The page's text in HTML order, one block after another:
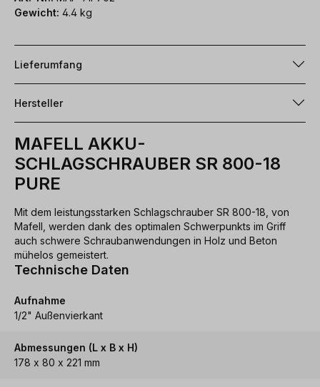
Gewicht: 4.4 kg
Lieferumfang
Hersteller
MAFELL AKKU-
SCHLAGSCHRAUBER SR 800-18
PURE
Mit dem leistungsstarken Schlagschrauber SR 800-18, von
Mafell, werden dank des optimalen Schwerpunkts im Griff
auch schwere Schraubanwendungen in Holz und Beton
mühelos gemeistert.
Technische Daten
Aufnahme
1/2" Außenvierkant
Abmessungen (L x B x H)
178 x 80 x 221 mm